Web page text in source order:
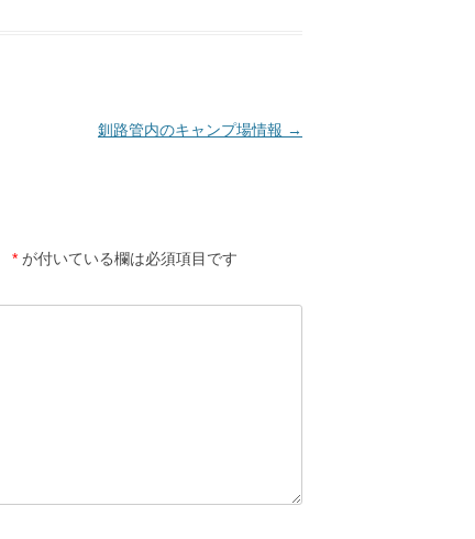
釧路管内のキャンプ場情報 →
* が付いている欄は必須項目です